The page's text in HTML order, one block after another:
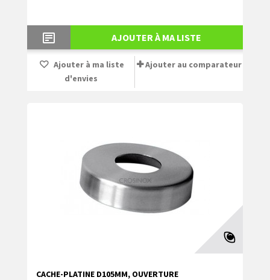
AJOUTER À MA LISTE
Ajouter à ma liste
d'envies
Ajouter au comparateur
CACHE-PLATINE D105MM, OUVERTURE